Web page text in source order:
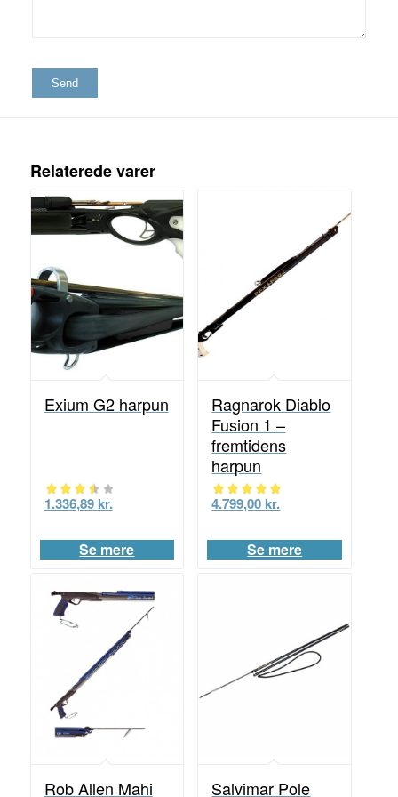
Relaterede varer
Exium G2 harpun
Vurderet
ud af 5
1.336,89 kr.
Se mere
Ragnarok Diablo
Fusion 1 –
fremtidens
harpun
Vurderet
ud af 5
4.799,00 kr.
Se mere
Rob Allen Mahi
Salvimar Pole